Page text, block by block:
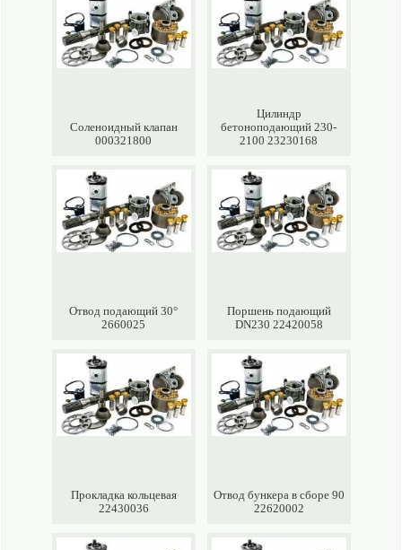
Соленоидный клапан
000321800
Цилиндр
бетоноподающий 230-
2100 23230168
Отвод подающий 30°
2660025
Поршень подающий
DN230 22420058
Прокладка кольцевая
22430036
Отвод бункера в сборе 90
22620002